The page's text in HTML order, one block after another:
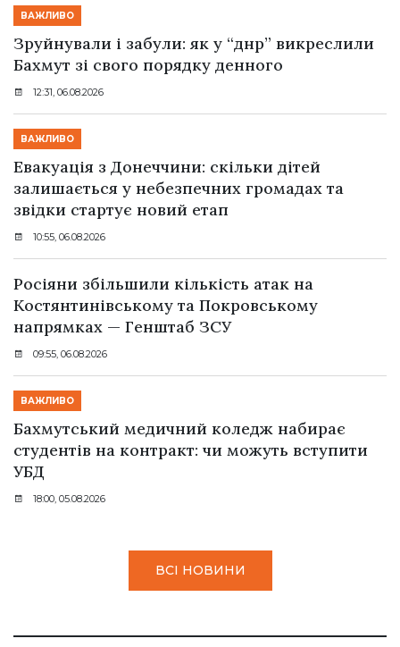
ВАЖЛИВО
Зруйнували і забули: як у “днр” викреслили
Бахмут зі свого порядку денного
12:31, 06.08.2026
ВАЖЛИВО
Евакуація з Донеччини: скільки дітей
залишається у небезпечних громадах та
звідки стартує новий етап
10:55, 06.08.2026
Росіяни збільшили кількість атак на
Костянтинівському та Покровському
напрямках — Генштаб ЗСУ
09:55, 06.08.2026
ВАЖЛИВО
Бахмутський медичний коледж набирає
студентів на контракт: чи можуть вступити
УБД
18:00, 05.08.2026
ВСІ НОВИНИ